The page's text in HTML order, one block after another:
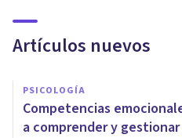
Artículos nuevos
PSICOLOGÍA
Competencias
a comprender y